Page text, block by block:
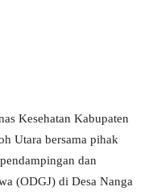
Kesehatan Kabupaten
Utara bersama pihak
dan
(ODGJ) di Desa Nanga